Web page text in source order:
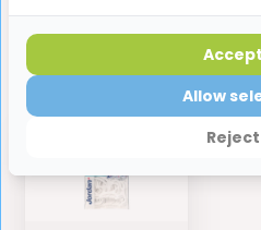
Laatst bekeken producten
Allow